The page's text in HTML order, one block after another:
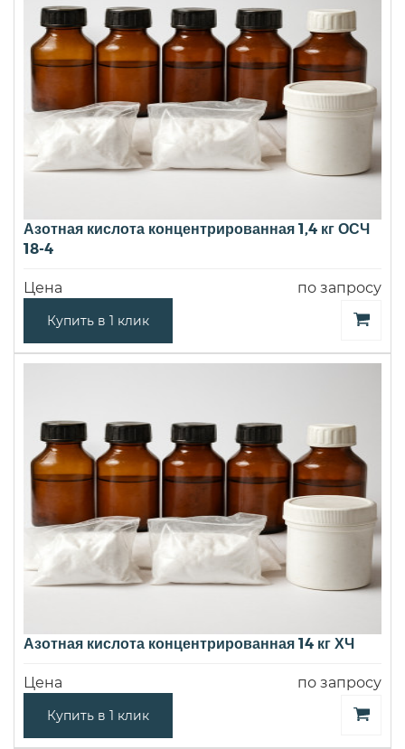
Азотная кислота концентрированная 1,4 кг ОСЧ
18-4
Цена по запросу
Купить в 1 клик
Азотная кислота концентрированная 14 кг ХЧ
Цена по запросу
Купить в 1 клик